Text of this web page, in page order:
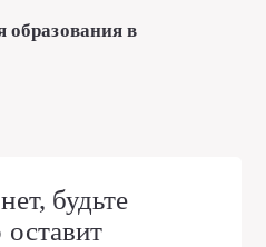
образования в
будьте